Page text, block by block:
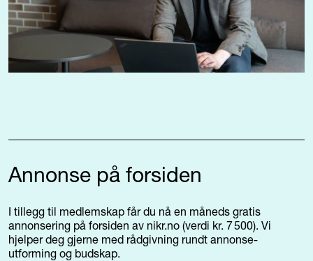
Annonse på forsiden
I tillegg til medlemskap får du nå en måneds gratis
annonsering på forsiden av nikr.no (verdi kr. 7 500). Vi
hjelper deg gjerne med rådgivning rundt annonse-
utforming og budskap.